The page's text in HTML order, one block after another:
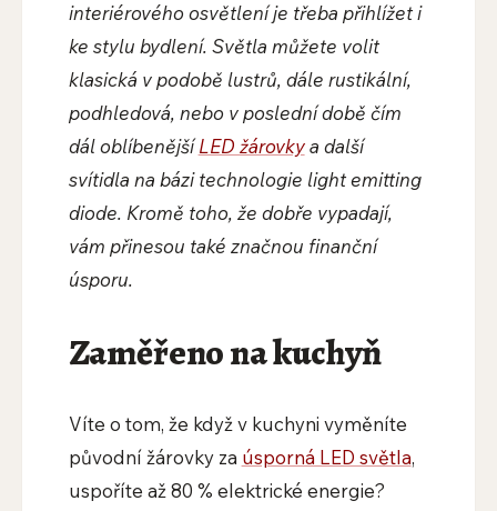
interiérového osvětlení je třeba přihlížet i
ke stylu bydlení. Světla můžete volit
klasická v podobě lustrů, dále rustikální,
podhledová, nebo v poslední době čím
dál oblíbenějšíLED žárovkya další
svítidla na bázi technologie light emitting
diode. Kromě toho, že dobře vypadají,
vám přinesou také značnou finanční
úsporu.
Zaměřeno na kuchyň
Víte o tom, že když v kuchyni vyměníte
původní žárovky za úsporná LED světla,
uspoříte až 80 % elektrické energie?